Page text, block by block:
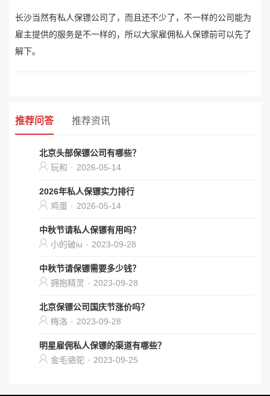
长沙当然有私人保镖公司了，而且还不少了，不一样的公司能为
雇主提供的服务是不一样的，所以大家雇佣私人保镖前可以先了
解下。
推荐问答 推荐资讯
北京头部保镖公司有哪些？
玩和 · 2026-05-14
2026年私人保镖实力排行
鸡蛋 · 2026-05-14
中秋节请私人保镖有用吗？
小的破iu · 2023-09-28
中秋节请保镖需要多少钱？
拥抱精灵 · 2023-09-28
北京保镖公司国庆节涨价吗？
梅洛 · 2023-09-28
明星雇佣私人保镖的渠道有哪些？
金毛骆驼 · 2023-09-25